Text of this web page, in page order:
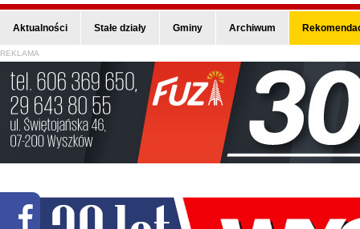
Aktualności Stałe działy Gminy Archiwum
REKLAMA